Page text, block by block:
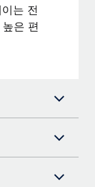
의 통합과
서든 업무에 가
도록 돕는 것
에서 글로벌
는 전
은 편